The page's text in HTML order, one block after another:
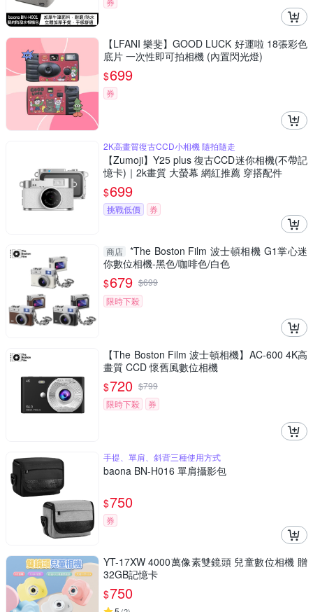
【LFANI 樂斐】GOOD LUCK 好運啦 18張彩色
底片 一次性即可拍相機 (內置閃光燈)
$699
券
2K高畫質復古CCD小相機 隨拍隨走
【Zumoji】Y25 plus 復古CCD迷你相機(不帶記
憶卡)｜2k畫質 大螢幕 網紅推薦 穿搭配件
$699
挑戰低價 券
商店 *The Boston Film 波士頓相機 G1掌心迷
你數位相機-黑色/咖啡色/白色
$679 $699
限時下殺
【The Boston Film 波士頓相機】AC-600 4K高
畫質 CCD 懷舊風數位相機
$720 $799
限時下殺
券
手提、單肩、斜背三種使用方式
baona BN-H016 單肩攝影包
$750
券
YT-17XW 4000萬像素雙鏡頭 兒童數位相機 贈
32GB記憶卡
$750